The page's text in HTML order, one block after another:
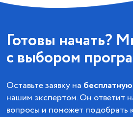
Готовы начать?
с выбором
Оставьте заявку на
нашим экспертом. Он ответит
вопросы и поможет подобрать